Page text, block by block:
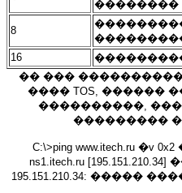
��������
8
16
�� ���
���� TOS, ������
����������,
���������
C:\>ping www.itech.ru
ns1.itech.ru
195.151.210.34: �����